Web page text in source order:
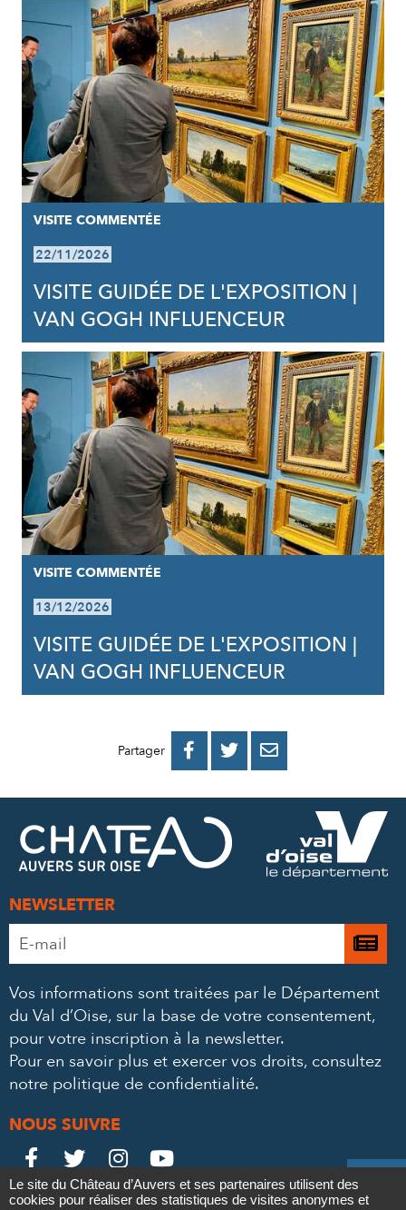
Contact
VISITE COMMENTÉE
22/11/2026
VISITE GUIDÉE DE L'EXPOSITION |
VAN GOGH INFLUENCEUR
VISITE COMMENTÉE
13/12/2026
VISITE GUIDÉE DE L'EXPOSITION |
VAN GOGH INFLUENCEUR
Partager 
PARTAGER
FACEBOOK
PARTAGER
PARTAGER
MAIL
NEWSLETTER
Adresse
e-
*
Je
à
Vos informations sont traitées par le Département
du Val d’Oise, sur la base de votre consentement,
pour votre inscription à la newsletter.
Pour en savoir plus et exercer vos droits, consultez
notre politique de confidentialité.
NOUS SUIVRE
Le
Château

Le
Château

Le
Château

Le
Château

Mentions légales Politique de confidentialité Crédits
Le site du Château d’Auvers et ses partenaires utilisent des
cookies pour réaliser des statistiques de visites anonymes et